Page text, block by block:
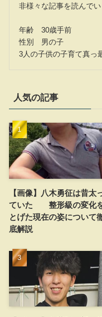
非様々な記事を読んでい
年齢 30歳手前
性別 男の子
3人の子供の子育て真っ
人気の記事
【画像】八木勇征は昔太
ていた 整形級の変化
とげた現在の姿について
底解説